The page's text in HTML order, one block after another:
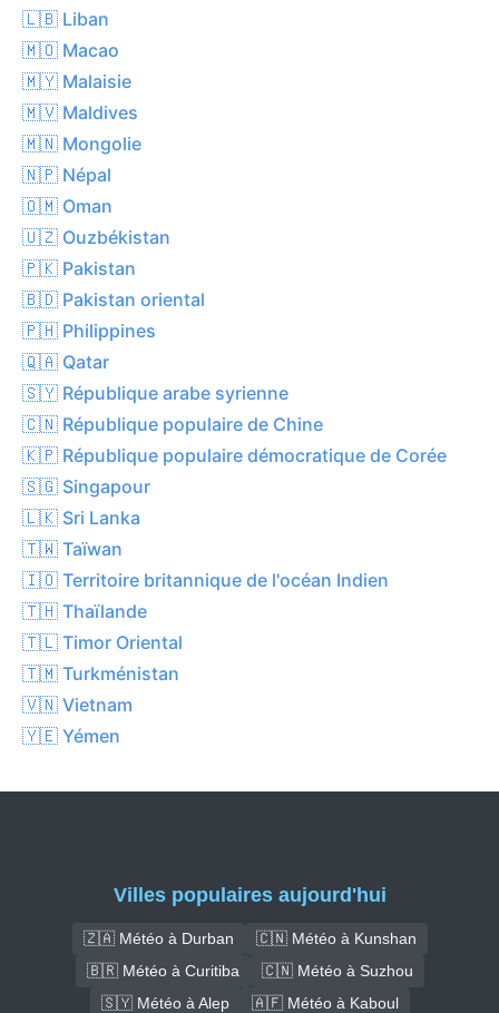
🇱🇧 Liban
🇲🇴 Macao
🇲🇾 Malaisie
🇲🇻 Maldives
🇲🇳 Mongolie
🇳🇵 Népal
🇴🇲 Oman
🇺🇿 Ouzbékistan
🇵🇰 Pakistan
🇧🇩 Pakistan oriental
🇵🇭 Philippines
🇶🇦 Qatar
🇸🇾 République arabe syrienne
🇨🇳 République populaire de Chine
🇰🇵 République populaire démocratique de Corée
🇸🇬 Singapour
🇱🇰 Sri Lanka
🇹🇼 Taïwan
🇮🇴 Territoire britannique de l'océan Indien
🇹🇭 Thaïlande
🇹🇱 Timor Oriental
🇹🇲 Turkménistan
🇻🇳 Vietnam
🇾🇪 Yémen
Villes populaires aujourd'hui
🇿🇦 Météo à Durban
🇨🇳 Météo à Kunshan
🇧🇷 Météo à Curitiba
🇨🇳 Météo à Suzhou
🇸🇾 Météo à Alep
🇦🇫 Météo à Kaboul